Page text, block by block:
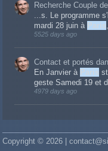
Recherche Couple
...s. Le programme
mardi 28 juin à Paris
5525 days ago
Contact et portés
En Janvier à Paris
geste Samedi 19 et
4979 days ago
Copyright © 2026 |